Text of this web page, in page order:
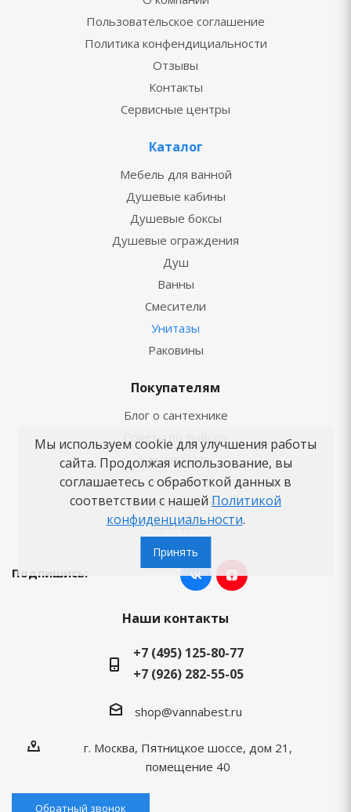
Пользовательское соглашение
Политика конфендициальности
Отзывы
Контакты
Сервисные центры
Каталог
Мебель для ванной
Душевые кабины
Душевые боксы
Душевые ограждения
Душ
Ванны
Смесители
Унитазы
Раковины
Покупателям
Блог о сантехнике
Советы по выбору
Как заказать
Новости
Вопросы-ответы
Бренды
Подпишись:
Наши контакты
+7 (495) 125-80-77
+7 (926) 282-55-05
shop@vannabest.ru
г. Москва, Пятницкое шоссе, дом 21,
помещение 40
Обратный звонок
Мы используем cookie для улучшения работы
сайта. Продолжая использование, вы
соглашаетесь с обработкой данных в
соответствии с нашей Политикой
конфиденциальности.
Принять